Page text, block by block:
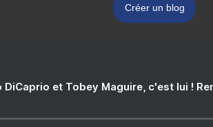
Créer un blog
DiCaprio et Tobey Maguire, c'est lui !